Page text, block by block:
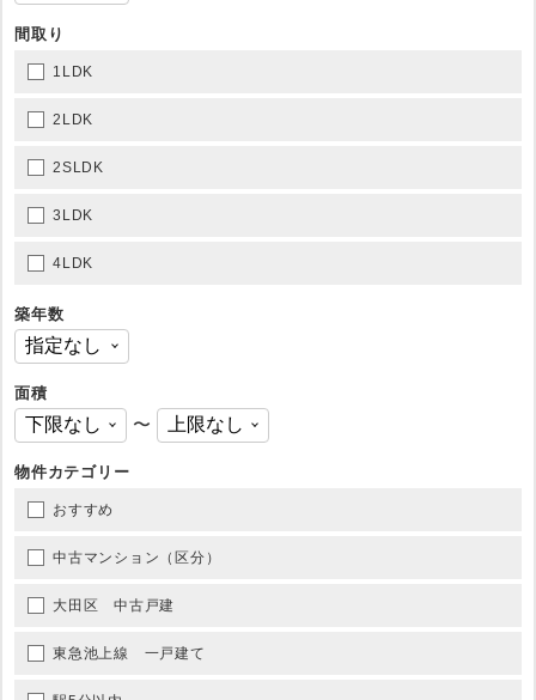
間取り
1LDK
2LDK
2SLDK
3LDK
4LDK
築年数
面積
〜
物件カテゴリー
おすすめ
中古マンション（区分）
大田区 中古戸建
東急池上線 一戸建て